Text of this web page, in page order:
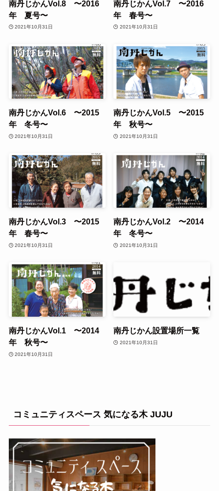
南丹じかんVol.8 〜2016
年 夏号〜
2021年10月31日
南丹じかんVol.7 〜2016
年 春号〜
2021年10月31日
南丹じかんVol.6 〜2015
年 冬号〜
2021年10月31日
南丹じかんVol.5 〜2015
年 秋号〜
2021年10月31日
南丹じかんVol.3 〜2015
年 春号〜
2021年10月31日
南丹じかんVol.2 〜2014
年 冬号〜
2021年10月31日
南丹じかんVol.1 〜2014
年 秋号〜
2021年10月31日
南丹じかん設置場所一覧
2021年10月31日
コミュニティスペース 気になる木 JUJU